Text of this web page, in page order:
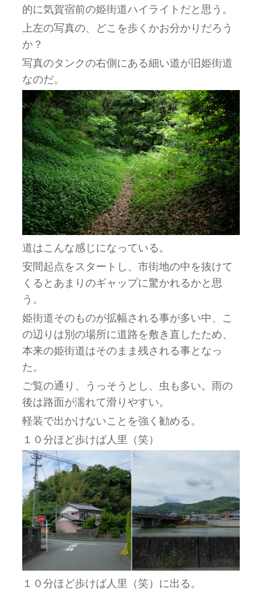
的に気賀宿前の姫街道ハイライトだと思う。
上左の写真の、どこを歩くかお分かりだろう
か？
写真のタンクの右側にある細い道が旧姫街道
なのだ。
道はこんな感じになっている。
安間起点をスタートし、市街地の中を抜けて
くるとあまりのギャップに驚かれるかと思
う。
姫街道そのものが拡幅される事が多い中、こ
の辺りは別の場所に道路を敷き直したため、
本来の姫街道はそのまま残される事となっ
た。
ご覧の通り、うっそうとし、虫も多い。雨の
後は路面が濡れて滑りやすい。
軽装で出かけないことを強く勧める。
１０分ほど歩けば人里（笑）
１０分ほど歩けば人里（笑）に出る。